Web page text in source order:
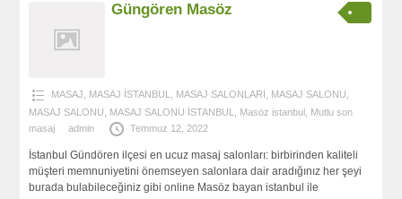
Güngören Masöz
MASAJ MASAJ İSTANBUL MASAJ SALONLARI MASAJ SALONU
MASAJ SALONU
MASAJ SALONU İSTANBUL Masöz istanbul, Mutlu son
masaj
admin Temmuz 12, 2022
İstanbul Gündören ilçesi en ucuz masaj salonları: birbirinden kaliteli
müşteri memnuniyetini önemseyen salonlara dair aradığınız her şeyi
burada bulabileceğiniz gibi online Masöz bayan istanbul ile